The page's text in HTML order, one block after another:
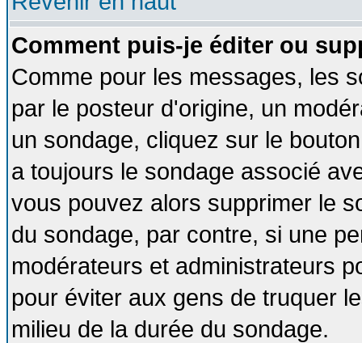
Comment puis-je éditer ou
Comme pour les messages, les
par le posteur d'origine, un
un sondage, cliquez sur le
a toujours le sondage associé
vous pouvez alors supprimer le
du sondage, par contre, si une
modérateurs et administrateurs
pour éviter aux gens de truquer
milieu de la durée du sondage.